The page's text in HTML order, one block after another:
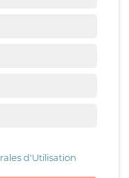
d'Utilisation